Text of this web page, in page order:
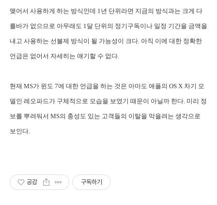
맺어서 사용하게 하는 방식인데 1년 단위라면 지금의 방식과는 크게 다
를바가 없으므로 아무래도 1달 단위의 정기구독이나 일정 기간을 금액을
내고 사용하는 선불제 방식이 될 가능성이 크다. 아직 이에 대한 정확한
언급은 없어서 자세히는 얘기할 수 없다.
현재 MS가 윈도 7에 대한 언급을 하는 것은 아마도 애플의 OS X 차기 모
델인 레오파드가 구체적으로 모습을 보였기 때문이 아닐까 한다. 미리 정
보를 뿌려둬서 MS의 충성도 있는 고객들의 이탈을 막을려는 생각으로
보인다.
공감 구독하기